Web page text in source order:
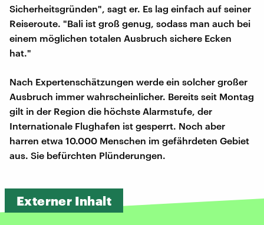
Sicherheitsgründen", sagt er. Es lag einfach auf seiner
Reiseroute. "Bali ist groß genug, sodass man auch bei
einem möglichen totalen Ausbruch sichere Ecken
hat."
Nach Expertenschätzungen werde ein solcher großer
Ausbruch immer wahrscheinlicher. Bereits seit Montag
gilt in der Region die höchste Alarmstufe, der
Internationale Flughafen ist gesperrt. Noch aber
harren etwa 10.000 Menschen im gefährdeten Gebiet
aus. Sie befürchten Plünderungen.
Externer Inhalt